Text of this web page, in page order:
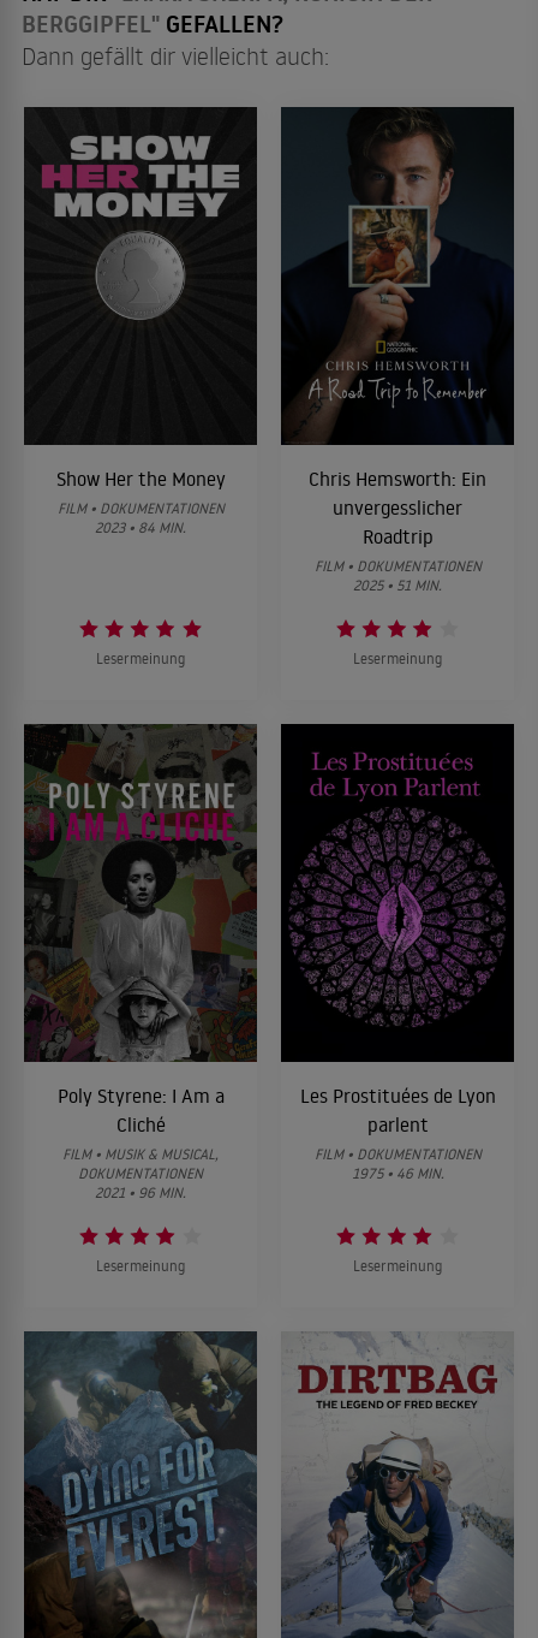
BERGGIPFEL" GEFALLEN?
Dann gefällt dir vielleicht auch:
Show Her the Money
FILM • DOKUMENTATIONEN
2023 • 84 MIN.
Lesermeinung
Chris Hemsworth: Ein
unvergesslicher
Roadtrip
FILM • DOKUMENTATIONEN
2025 • 51 MIN.
Lesermeinung
Poly Styrene: I Am a
Cliché
FILM • MUSIK & MUSICAL,
DOKUMENTATIONEN
2021 • 96 MIN.
Lesermeinung
Les Prostituées de Lyon
parlent
FILM • DOKUMENTATIONEN
1975 • 46 MIN.
Lesermeinung